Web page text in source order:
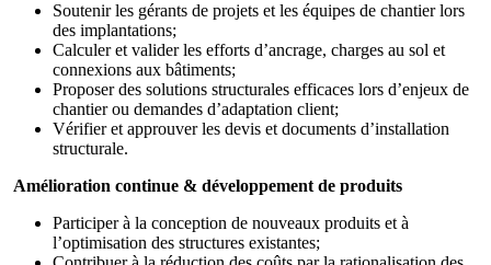
Soutenir les gérants de projets et les équipes de chantier lors
des implantations;
Calculer et valider les efforts d’ancrage, charges au sol et
connexions aux bâtiments;
Proposer des solutions structurales efficaces lors d’enjeux de
chantier ou demandes d’adaptation client;
Vérifier et approuver les devis et documents d’installation
structurale.
Amélioration continue & développement de produits
Participer à la conception de nouveaux produits et à
l’optimisation des structures existantes;